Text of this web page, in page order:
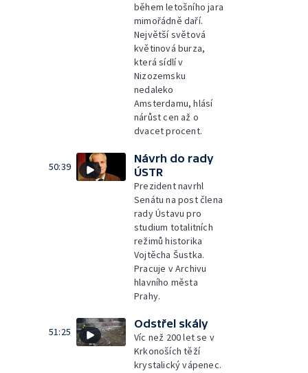
během letošního jara
mimořádně daří.
Největší světová
květinová burza,
která sídlí v
Nizozemsku
nedaleko
Amsterdamu, hlásí
nárůst cen až o
dvacet procent.
50:39
Návrh do rady
ÚSTR
Prezident navrhl
Senátu na post člena
rady Ústavu pro
studium totalitních
režimů historika
Vojtěcha Šustka.
Pracuje v Archivu
hlavního města
Prahy.
51:25
Odstřel skály
Víc než 200 let se v
Krkonoších těží
krystalický vápenec.